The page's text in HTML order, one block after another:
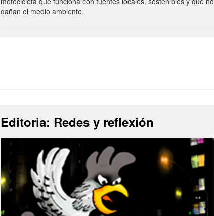
dañan el medio ambiente.
Editoria: Redes y reflexión